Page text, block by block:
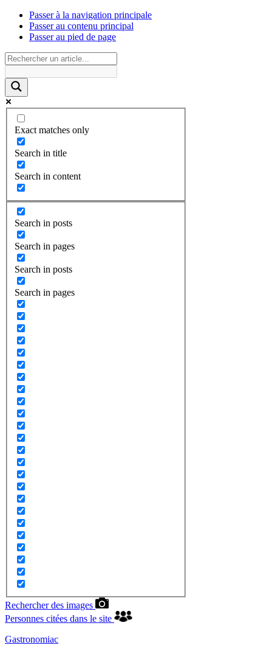
Passer à la navigation principale
Passer au contenu principal
Passer au pied de page
Exact matches only
Search in title
Search in content
Search in posts
Search in pages
Search in posts
Search in pages
Rechercher des images
Personnes citées dans le site
Gastronomiac